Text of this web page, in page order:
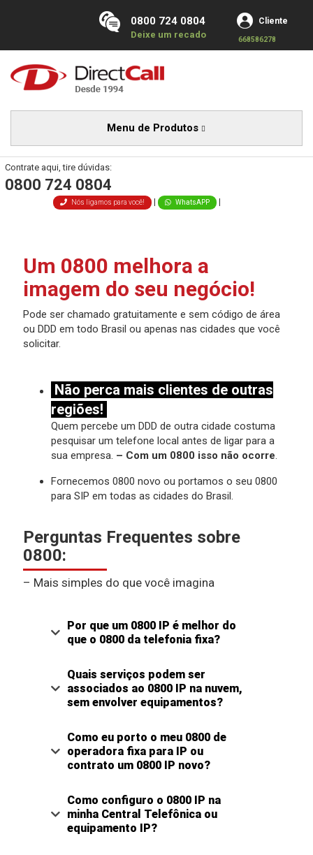
Cliente
668586278
0800 724 0804
Deixe um recado
Menu de Produtos
Contrate aqui, tire dúvidas:
0800 724 0804
Nós ligamos para você! | WhatsAPP |
Um 0800 melhora a
imagem do seu negócio!
Pode ser chamado gratuitamente e sem código de área
ou DDD em todo Brasil ou apenas nas cidades que você
solicitar.
Não perca mais clientes de outras
regiões!
Quem percebe um DDD de outra cidade costuma
pesquisar um telefone local antes de ligar para a
sua empresa. – Com um 0800 isso não ocorre.
Fornecemos 0800 novo ou portamos o seu 0800
para SIP em todas as cidades do Brasil.
Perguntas Frequentes sobre
0800:
– Mais simples do que você imagina
Por que um 0800 IP é melhor do
que o 0800 da telefonia fixa?
Quais serviços podem ser
associados ao 0800 IP na nuvem,
sem envolver equipamentos?
Como eu porto o meu 0800 de
operadora fixa para IP ou
contrato um 0800 IP novo?
Como configuro o 0800 IP na
minha Central Telefônica ou
equipamento IP?